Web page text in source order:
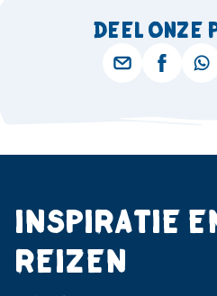
DEEL ONZE
INSPIRATIE
REIZEN